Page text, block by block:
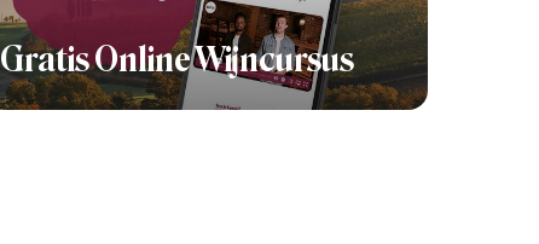
Gratis Online Wijncursus